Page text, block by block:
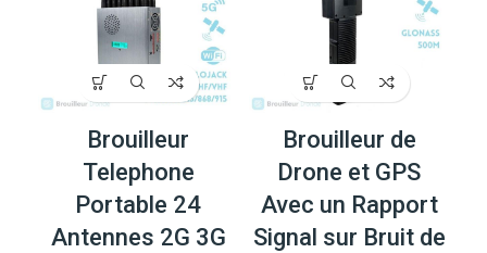
Brouilleur
Telephone
Portable 24
Antennes 2G 3G
Brouilleur de
Drone et GPS
Avec un Rapport
Signal sur Bruit de